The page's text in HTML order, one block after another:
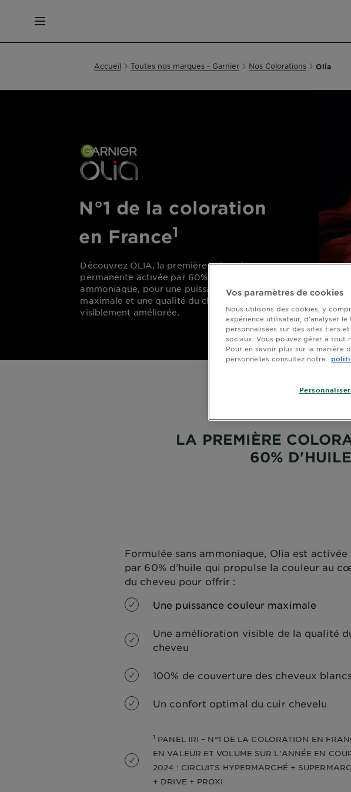
MENU
Accueil Toutes nos marques - Garnier Nos Colorations Olia
N°1 de la coloration
en France1
Découvrez OLIA, la première coloration
permanente activée par 60% d'huile
ammoniaque, pour une puissance couleur
maximale et une qualité du cheveu
visiblement améliorée.
LA PREMIÈRE
60%
Formulée sans ammoniaque, Olia est activée
par 60% d’huile qui propulse la couleur au
du cheveu pour offrir :
Une puissance couleur maximale
Une amélioration visible de la qualité
cheveu
100% de couverture des cheveux
Un confort optimal du cuir chevelu
1 PANEL IRI – N°1 DE LA COLORATION EN
EN VALEUR ET VOLUME SUR L'ANNÉE EN
2024 : CIRCUITS HYPERMARCHÉ +
+ DRIVE + PROXI
Vos paramètres de cookies
Nous utilisons des cookies, y
expérience utilisateur, d’analyser
personnalisées sur des sites tiers
sociaux. Vous pouvez gérer à tout
Pour en savoir plus sur la manière
personnelles consultez notre